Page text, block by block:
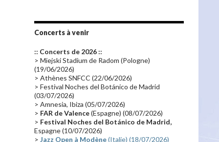
Promo 2019
Emissions 2010 Disques rares
Synthé 70's(20)
Claviériste(19) Groupe de Recherche Musicale
France 2 (18)
Critique(17) Coffret(17) Chronologie(16)
Passages radio(16)
Concerts à venir
:: Concerts de 2026 ::
> Miejski Stadium de Radom (Pologne)
(19/06/2026)
> Athènes SNFCC (22/06/2026)
> Festival Noches del Botánico de Madrid
(03/07/2026)
> Amnesia, Ibiza (05/07/2026)
> FAR de Valence(Espagne) (08/07/2026)
> Festival Noches del Botánico de Madrid,
Espagne (10/07/2026)
> Jazz Open à Modène(Italie) (18/07/2026)